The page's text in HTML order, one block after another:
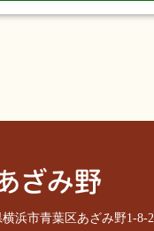
横浜市青葉区あざみ野1-8-2